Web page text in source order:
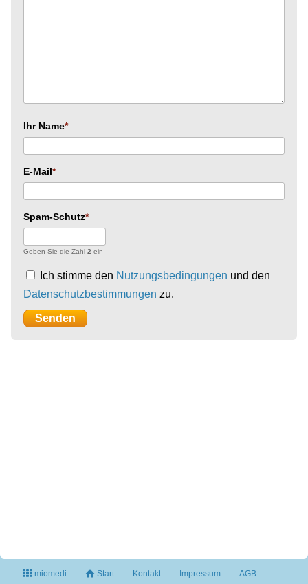
Ihr Name
E-Mail
Spam-Schutz
Geben Sie die Zahl 2 ein
Ich stimme den Nutzungsbedingungen und den
Datenschutzbestimmungen zu.
miomedi Start Kontakt Impressum
AGB